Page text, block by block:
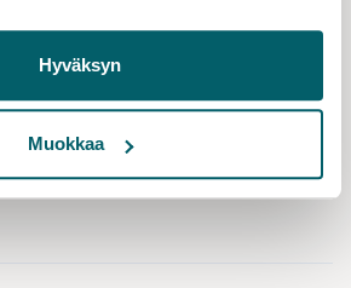
Hyväksyn
Muokkaa
HERE.
of working life